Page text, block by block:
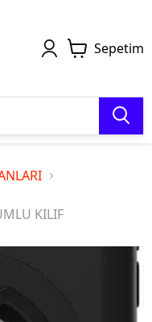
Sepetim
KILIF